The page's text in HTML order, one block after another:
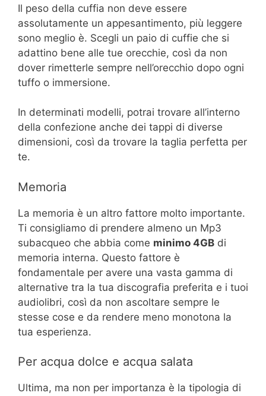
Il peso della cuffia non deve essere
assolutamente un appesantimento, più leggere
sono meglio è. Scegli un paio di cuffie che si
adattino bene alle tue orecchie, così da non
dover rimetterle sempre nell’orecchio dopo ogni
tuffo o immersione.
In determinati modelli, potrai trovare all’interno
della confezione anche dei tappi di diverse
dimensioni, così da trovare la taglia perfetta per
te.
Memoria
La memoria è un altro fattore molto importante.
Ti consigliamo di prendere almeno un Mp3
subacqueo che abbia come minimo 4GB di
memoria interna. Questo fattore è
fondamentale per avere una vasta gamma di
alternative tra la tua discografia preferita e i tuoi
audiolibri, così da non ascoltare sempre le
stesse cose e da rendere meno monotona la
tua esperienza.
Per acqua dolce e acqua salata
Ultima, ma non per importanza è la tipologia di